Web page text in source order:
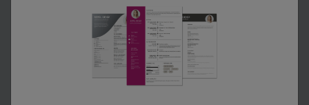
İnsan Kaynakları Ödülleri 2025-